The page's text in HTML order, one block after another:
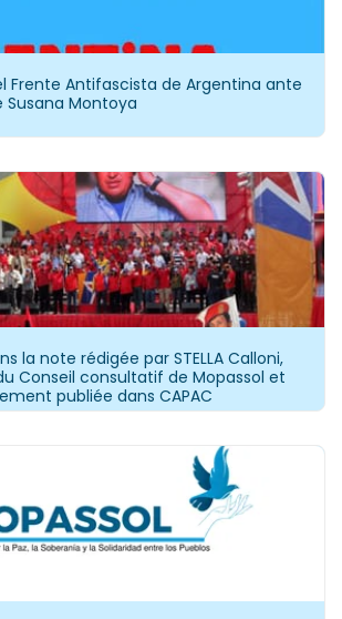
Frente Antifascista de Argentina ante
Susana Montoya
la note rédigée par STELLA Calloni,
Conseil consultatif de Mopassol et
publiée dans CAPAC